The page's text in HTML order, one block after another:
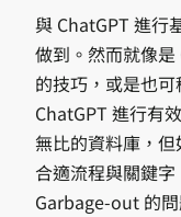
與 ChatGPT 進行
做到。然而就像
的技巧，或是也
ChatGPT 進行有
無比的資料庫，
合適流程與關鍵
Garbage-out 的